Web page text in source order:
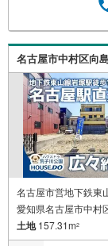
と出会
だきま
な取引を
ッフを
はもちろ
追求して
名古屋市中村区向
名古屋市営地下鉄東
愛知県名古屋市中村
土地157.31m2